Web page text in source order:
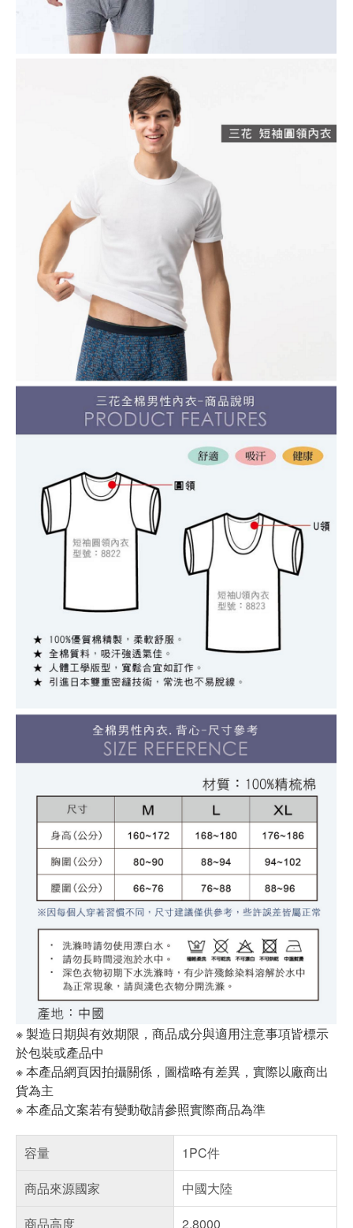
※ 製造日期與有效期限，商品成分與適用注意事項皆標示
於包裝或產品中
※ 本產品網頁因拍攝關係，圖檔略有差異，實際以廠商出
貨為主
※ 本產品文案若有變動敬請參照實際商品為準
容量
1PC件
商品來源國家
中國大陸
商品高度
2.8000